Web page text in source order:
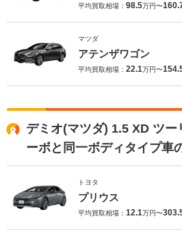
平均買取相場： 98.5万円〜
マツダ
アテンザワゴン
平均買取相場： 22.1万円〜
デミオ(マツダ) 1.5 XD ツー
ーボと同一ボディタイプ車
トヨタ
プリウス
平均買取相場： 12.1万円〜